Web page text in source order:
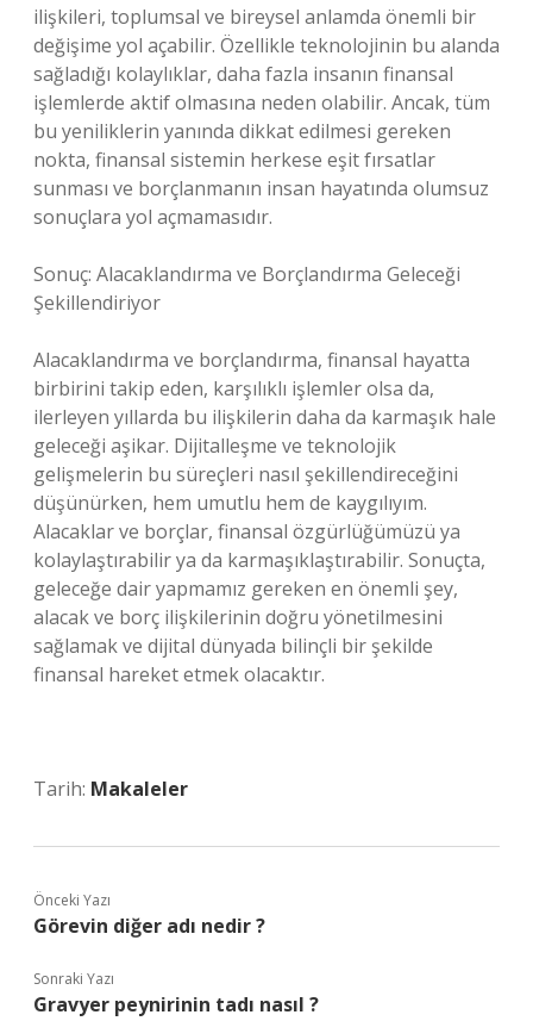
ilişkileri, toplumsal ve bireysel anlamda önemli bir
değişime yol açabilir. Özellikle teknolojinin bu alanda
sağladığı kolaylıklar, daha fazla insanın finansal
işlemlerde aktif olmasına neden olabilir. Ancak, tüm
bu yeniliklerin yanında dikkat edilmesi gereken
nokta, finansal sistemin herkese eşit fırsatlar
sunması ve borçlanmanın insan hayatında olumsuz
sonuçlara yol açmamasıdır.
Sonuç: Alacaklandırma ve Borçlandırma Geleceği
Şekillendiriyor
Alacaklandırma ve borçlandırma, finansal hayatta
birbirini takip eden, karşılıklı işlemler olsa da,
ilerleyen yıllarda bu ilişkilerin daha da karmaşık hale
geleceği aşikar. Dijitalleşme ve teknolojik
gelişmelerin bu süreçleri nasıl şekillendireceğini
düşünürken, hem umutlu hem de kaygılıyım.
Alacaklar ve borçlar, finansal özgürlüğümüzü ya
kolaylaştırabilir ya da karmaşıklaştırabilir. Sonuçta,
geleceğe dair yapmamız gereken en önemli şey,
alacak ve borç ilişkilerinin doğru yönetilmesini
sağlamak ve dijital dünyada bilinçli bir şekilde
finansal hareket etmek olacaktır.
Tarih: Makaleler
Önceki Yazı
Görevin diğer adı nedir ?
Sonraki Yazı
Gravyer peynirinin tadı nasıl ?